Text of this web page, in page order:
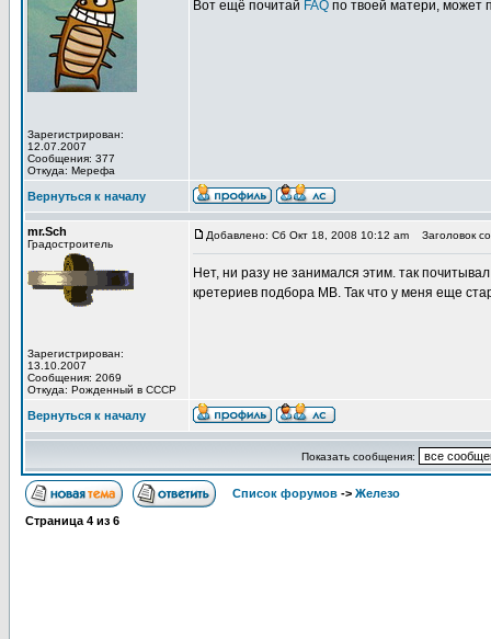
Зарегистрирован:
12.07.2007
Сообщения: 377
Откуда: Мерефа
Вот ещё почитай FAQ по твоей матери, может
Вернуться к началу
mr.Sch
Градостроитель
Зарегистрирован:
13.10.2007
Сообщения: 2069
Откуда: Рожденный в СССР
Добавлено: Сб Окт 18, 2008 10:12 am Заголовок
Нет, ни разу не занимался этим. так
кретериев подбора МВ. Так что у меня еще
Вернуться к началу
Показать сообщения:
Список форумов -> Железо
Страница 4 из 6